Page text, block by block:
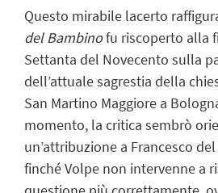
Questo mirabile lacerto
del Bambinofu riscoperto alla
Settanta del Novecento sulla
dell’attuale sagrestia della
San Martino Maggiore a
momento, la critica sembrò
un’attribuzione a Francesco
finché Volpe non intervenne a